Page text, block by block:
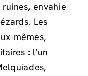
envahie
Les
mêmes,
: l’un